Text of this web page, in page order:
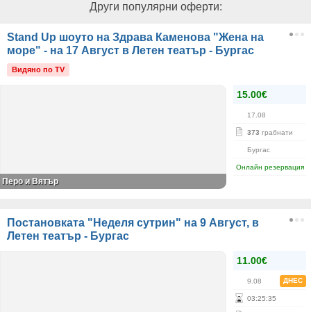
Други популярни оферти:
Stand Up шоуто на Здрава Каменова "Жена на
море" - на 17 Август в Летен театър - Бургас
Видяно по TV
15.00€
17.08
373 грабнати
Бургас
Онлайн резервация
Перо и Вятър
Постановката "Неделя сутрин" на 9 Август, в
Летен театър - Бургас
11.00€
9.08 ДНЕС
03:25:35